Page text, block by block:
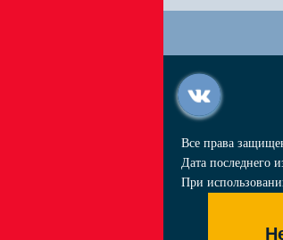
Все права
Дата последнего
При